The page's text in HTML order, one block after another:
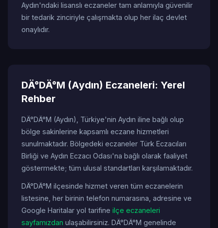
Aydın'ndaki lisanslı eczaneler tam anlamıyla güvenilir
bir tedarik zinciriyle çalışmakta olup her ilaç devlet
onaylıdır.
DÄ°DÄ°M (Aydın) Eczaneleri: Yerel
Rehber
DÄ°DÄ°M (Aydın), Türkiye'nin Aydın iline bağlı olup
bölge sakinlerine kapsamlı eczane hizmetleri
sunulmaktadır. Bölgedeki eczaneler Türk Eczacıları
Birliği ve Aydın Eczacı Odası'na bağlı olarak faaliyet
göstermekte; tüm ulusal standartları karşılamaktadır.
DÄ°DÄ°M ilçesinde hizmet veren tüm eczanelerin
listesine, her birinin telefon numarasına, adresine ve
Google Haritalar yol tarifine ilçe eczaneleri
sayfamızdan ulaşabilirsiniz. DÄ°DÄ°M genelinde